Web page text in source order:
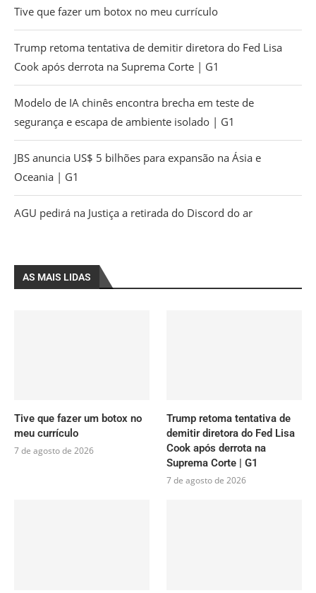
Tive que fazer um botox no meu currículo
Trump retoma tentativa de demitir diretora do Fed Lisa
Cook após derrota na Suprema Corte | G1
Modelo de IA chinês encontra brecha em teste de
segurança e escapa de ambiente isolado | G1
JBS anuncia US$ 5 bilhões para expansão na Ásia e
Oceania | G1
AGU pedirá na Justiça a retirada do Discord do ar
AS MAIS LIDAS
Tive que fazer um botox no
meu currículo
7 de agosto de 2026
Trump retoma tentativa de
demitir diretora do Fed Lisa
Cook após derrota na
Suprema Corte | G1
7 de agosto de 2026